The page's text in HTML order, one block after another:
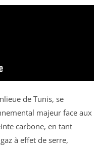
de Tunis, se
majeur face aux
carbone, en tant
à effet de serre,